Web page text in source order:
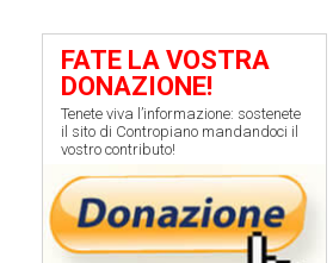
FATE LA VOSTRA
DONAZIONE!
Tenete viva l’informazione: sostenete
il sito di Contropiano mandandoci il
vostro contributo!